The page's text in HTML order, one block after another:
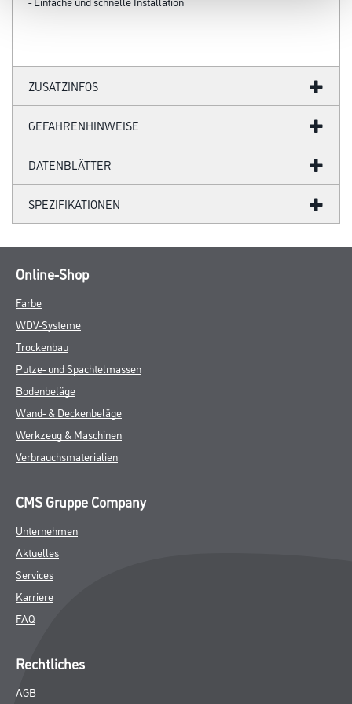
ZUSATZINFOS
GEFAHRENHINWEISE
DATENBLÄTTER
SPEZIFIKATIONEN
Online-Shop
Farbe
WDV-Systeme
Trockenbau
Putze- und Spachtelmassen
Bodenbeläge
Wand- & Deckenbeläge
Werkzeug & Maschinen
Verbrauchsmaterialien
CMS Gruppe Company
Unternehmen
Aktuelles
Services
Karriere
FAQ
Rechtliches
AGB